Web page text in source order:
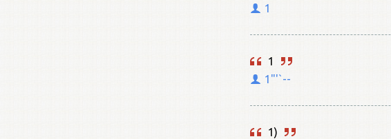
1
1
1"'`--
1)